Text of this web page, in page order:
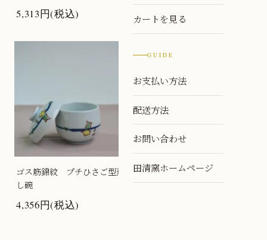
カートを見る
GUIDE
お支払い方法
配送方法
お問い合わせ
田清窯ホームページ
5,313円(税込)
ゴス筋錦紋 プチひさご型蒸
し碗
4,356円(税込)